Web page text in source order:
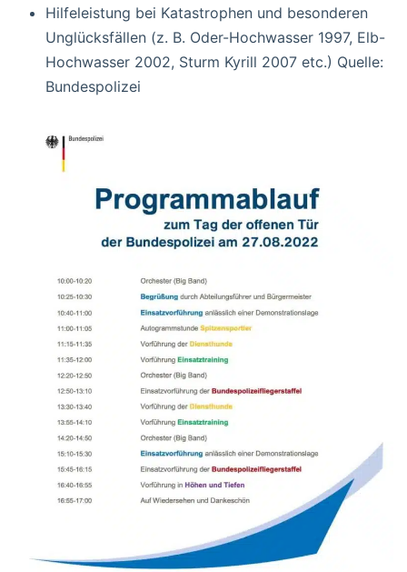
Hilfeleistung bei Katastrophen und besonderen
Unglücksfällen (z. B. Oder-Hochwasser 1997, Elb-
Hochwasser 2002, Sturm Kyrill 2007 etc.) Quelle:
Bundespolizei